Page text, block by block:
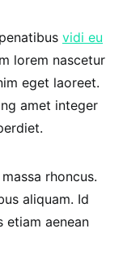
vidi eu
lorem nascetur
eget laoreet.
amet integer
rhoncus.
aliquam. Id
etiam aenean